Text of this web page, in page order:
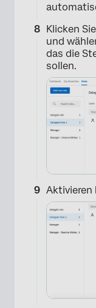
Klicken
und
das die
sollen.
Aktivieren